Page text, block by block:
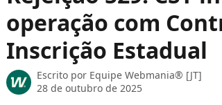
operação com
Inscrição Estadual
Escrito por Equipe Webmania® [JT]
28 de outubro de 2025